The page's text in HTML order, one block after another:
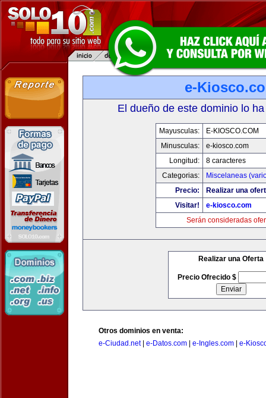
e-
El dueño de este dominio lo
Mayusculas:
E-KIOSCO.COM
Minusculas:
e-kiosco.com
Longitud:
8 caracteres
Categorias:
Miscelaneas
Precio:
Realizar una
Visitar!
e-kiosco.com
Serán consideradas
Realizar una Oferta
Precio Ofrecido $
Otros dominios en venta:
e-Ciudad.net| e-Datos.com e-Ingles.com e-